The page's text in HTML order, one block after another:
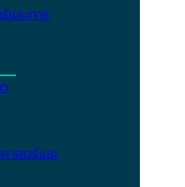
ละการ
สตร์และ